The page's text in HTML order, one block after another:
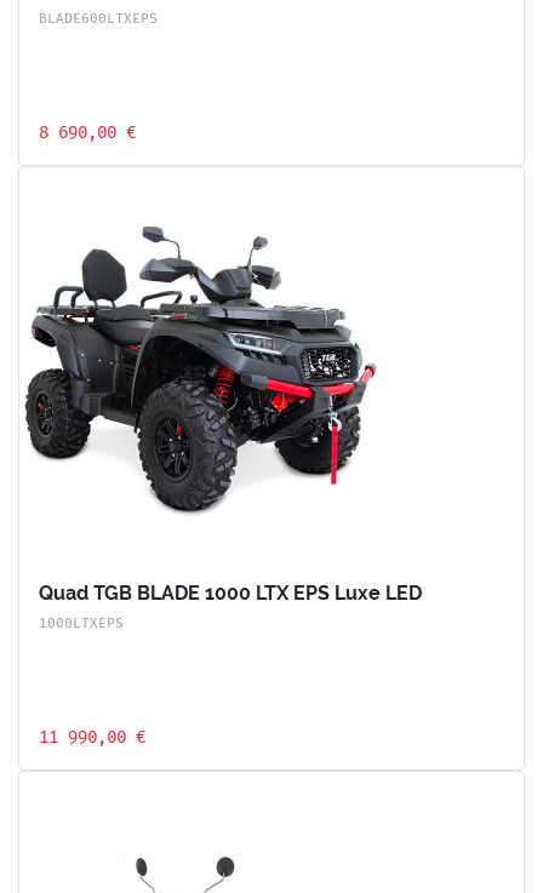
BLADE600LTXEPS
8 690,00 €
Quad TGB BLADE 1000 LTX EPS Luxe LED
1000LTXEPS
11 990,00 €